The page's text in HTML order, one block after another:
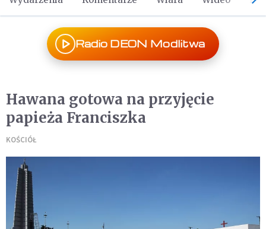
Radio DEON Modlitwa
Hawana gotowa na przyjęcie
papieża Franciszka
KOŚCIÓŁ